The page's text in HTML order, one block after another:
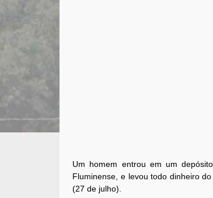
Um homem entrou em um
Fluminense, e levou todo dinheiro
(27 de julho).